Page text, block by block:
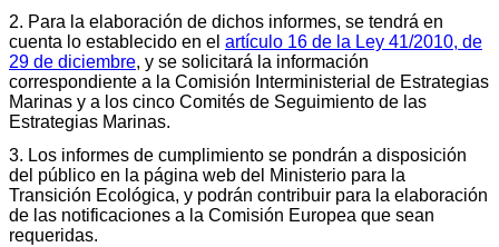
2. Para la elaboración de dichos informes, se tendrá en
cuenta lo establecido en el artículo 16 de la Ley 41/2010, de
29 de diciembre, y se solicitará la información
correspondiente a la Comisión Interministerial de Estrategias
Marinas y a los cinco Comités de Seguimiento de las
Estrategias Marinas.
3. Los informes de cumplimiento se pondrán a disposición
del público en la página web del Ministerio para la
Transición Ecológica, y podrán contribuir para la elaboración
de las notificaciones a la Comisión Europea que sean
requeridas.